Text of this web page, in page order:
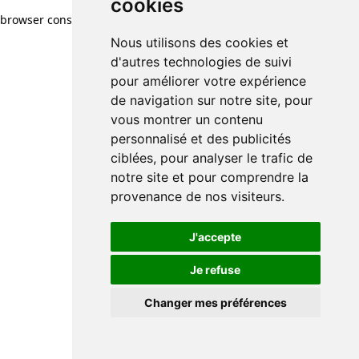
cookies
Nous utilisons des cookies et
d'autres technologies de suivi
pour améliorer votre expérience
de navigation sur notre site, pour
vous montrer un contenu
personnalisé et des publicités
ciblées, pour analyser le trafic de
notre site et pour comprendre la
provenance de nos visiteurs.
J'accepte
Je refuse
Changer mes préférences
browser console for more information)